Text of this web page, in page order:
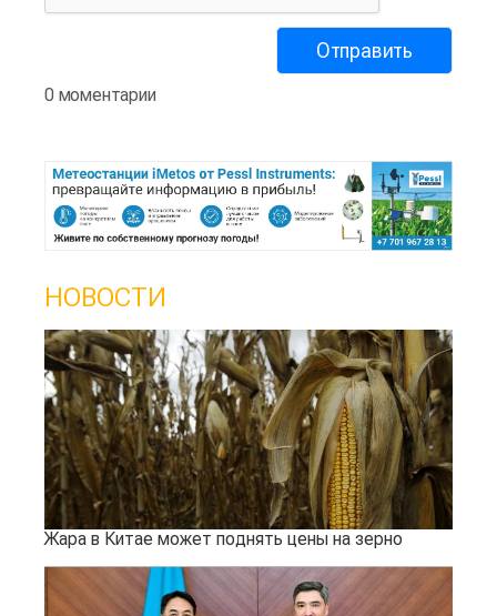
0 моментарии
НОВОСТИ
Жара в Китае может поднять цены на зерно